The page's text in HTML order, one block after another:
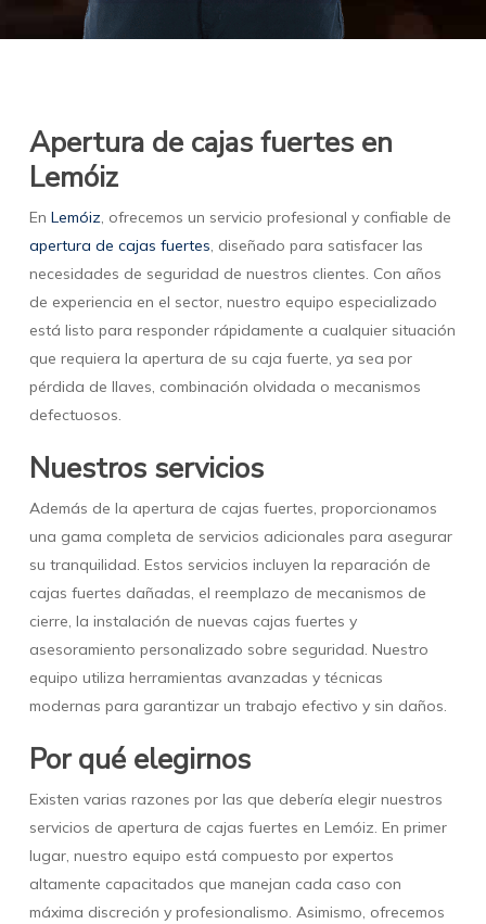
Apertura de cajas fuertes en
Lemóiz
En Lemóiz, ofrecemos un servicio profesional y confiable de
apertura de cajas fuertes, diseñado para satisfacer las
necesidades de seguridad de nuestros clientes. Con años
de experiencia en el sector, nuestro equipo especializado
está listo para responder rápidamente a cualquier situación
que requiera la apertura de su caja fuerte, ya sea por
pérdida de llaves, combinación olvidada o mecanismos
defectuosos.
Nuestros servicios
Además de la apertura de cajas fuertes, proporcionamos
una gama completa de servicios adicionales para asegurar
su tranquilidad. Estos servicios incluyen la reparación de
cajas fuertes dañadas, el reemplazo de mecanismos de
cierre, la instalación de nuevas cajas fuertes y
asesoramiento personalizado sobre seguridad. Nuestro
equipo utiliza herramientas avanzadas y técnicas
modernas para garantizar un trabajo efectivo y sin daños.
Por qué elegirnos
Existen varias razones por las que debería elegir nuestros
servicios de apertura de cajas fuertes en Lemóiz. En primer
lugar, nuestro equipo está compuesto por expertos
altamente capacitados que manejan cada caso con
máxima discreción y profesionalismo. Asimismo, ofrecemos